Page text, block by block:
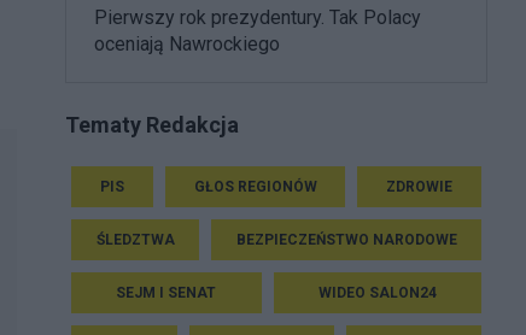
Pierwszy rok prezydentury. Tak Polacy
oceniają Nawrockiego
Tematy Redakcja
PIS GŁOS REGIONÓW ZDROWIE
ŚLEDZTWA BEZPIECZEŃSTWO NARODOWE
SEJM I SENAT WIDEO SALON24